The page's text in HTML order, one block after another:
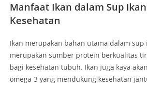
Manfaat Ikan dalam Sup
Kesehatan
Ikan merupakan bahan utama dalam sup
merupakan sumber protein berkualitas
bagi kesehatan tubuh. Ikan juga kaya
omega-3 yang mendukung kesehatan